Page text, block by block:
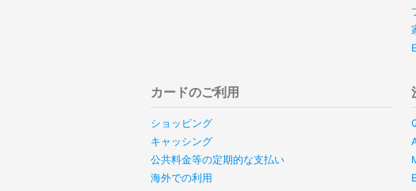
カードのご利用
ショッピング
キャッシング
公共料金等の定期的な支払い
海外での利用